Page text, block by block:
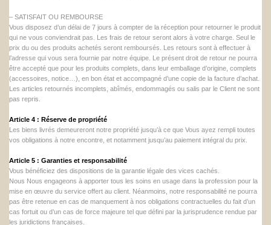
– SATISFAIT OU REMBOURSE
Vous disposez d’un délai de 7 jours à compter de la réception pour retourner le produit
qui ne vous conviendrait pas. Les frais de retour seront alors à votre charge. Seul le
prix du ou des produits achetés seront remboursés. Les retours sont à effectuer à
l’adresse qui vous sera fournie par notre équipe. Le présent droit de retour ne pourra
être accepté que pour les produits complets, dans leur emballage d’origine, complets
(accessoires, notice…), en bon état et accompagné d’une copie de la facture d’achat.
Les articles retournés incomplets, abîmés, endommagés ou salis par le Client ne sont
pas repris.
Article 4 : Réserve de propriété
Les biens livrés demeureront notre propriété jusqu’à ce que Vous ayez rempli toutes
vos obligations à notre encontre, et notamment jusqu’au paiement intégral du prix.
Article 5 : Garanties et responsabilité
Vous bénéficiez des dispositions de la garantie légale des vices cachés.
Nous Nous engageons à apporter tous les soins en usage dans la profession pour la
mise en œuvre du service offert au client. Néanmoins, notre responsabilité ne pourra
pas être retenue en cas de manquement à nos obligations contractuelles du fait d’un
cas fortuit ou d’un cas de force majeure tel que défini par la jurisprudence rendue par
les juridictions françaises.